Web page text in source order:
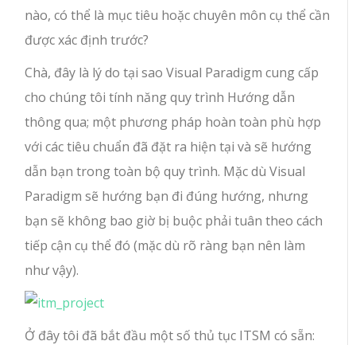
nào, có thể là mục tiêu hoặc chuyên môn cụ thể cần
được xác định trước?
Chà, đây là lý do tại sao Visual Paradigm cung cấp
cho chúng tôi tính năng quy trình Hướng dẫn
thông qua; một phương pháp hoàn toàn phù hợp
với các tiêu chuẩn đã đặt ra hiện tại và sẽ hướng
dẫn bạn trong toàn bộ quy trình. Mặc dù Visual
Paradigm sẽ hướng bạn đi đúng hướng, nhưng
bạn sẽ không bao giờ bị buộc phải tuân theo cách
tiếp cận cụ thể đó (mặc dù rõ ràng bạn nên làm
như vậy).
Ở đây tôi đã bắt đầu một số thủ tục ITSM có sẵn: